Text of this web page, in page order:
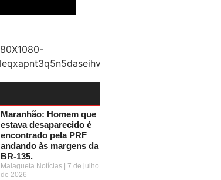
Maranhão: Homem que
estava desaparecido é
encontrado pela PRF
andando às margens da
BR-135.
Malagueta Notícias
7 de julho
de 2026